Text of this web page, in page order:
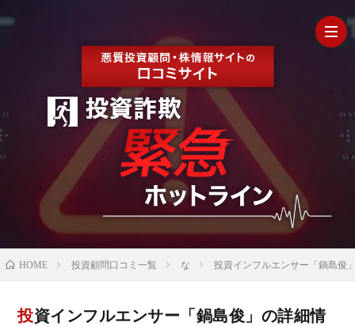
【
HOME 投資顧問口コミ一覧 な 投資インフルエンサー「鍋島俊
投資インフルエンサー「鍋島俊」の詳細情